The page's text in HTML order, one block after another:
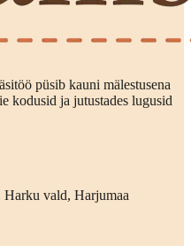
püsib kauni mälestusena
kodusid ja jutustades lugusid
vald, Harjumaa